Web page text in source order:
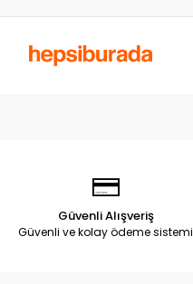
Güvenli Alışveriş
Güvenli ve kolay ödeme sistemi